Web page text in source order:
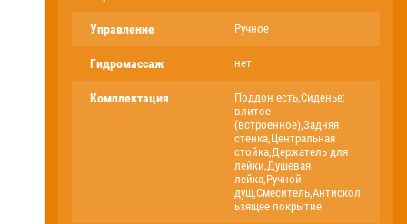
Управление Ручное
Гидромассаж нет
Комплектация
Поддон есть,Сиденье:
влитое
(встроенное),Задняя
стенка,Центральная
стойка,Держатель для
лейки,Душевая
лейка,Ручной
душ,Смеситель,Антискол
ьзящее покрытие